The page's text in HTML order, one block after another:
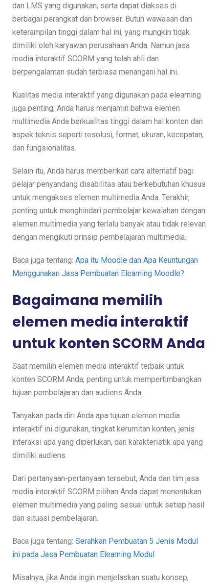
dan LMS yang digunakan, serta dapat diakses di
berbagai perangkat dan browser. Butuh wawasan dan
keterampilan tinggi dalam hal ini, yang mungkin tidak
dimiliki oleh karyawan perusahaan Anda. Namun jasa
media interaktif SCORM yang telah ahli dan
berpengalaman sudah terbiasa menangani hal ini.
Kualitas media interaktif yang digunakan pada elearning
juga penting; Anda harus menjamin bahwa elemen
multimedia Anda berkualitas tinggi dalam hal konten dan
aspek teknis seperti resolusi, format, ukuran, kecepatan,
dan fungsionalitas.
Selain itu, Anda harus memberikan cara alternatif bagi
pelajar penyandang disabilitas atau berkebutuhan khusus
untuk mengakses elemen multimedia Anda. Terakhir,
penting untuk menghindari pembelajar kewalahan dengan
elemen multimedia yang terlalu banyak atau tidak relevan
dengan mengikuti prinsip pembelajaran multimedia.
Baca juga tentang: Apa itu Moodle dan Apa Keuntungan
Menggunakan Jasa Pembuatan Elearning Moodle?
Bagaimana memilih
elemen media interaktif
untuk konten SCORM Anda
Saat memilih elemen media interaktif terbaik untuk
konten SCORM Anda, penting untuk mempertimbangkan
tujuan pembelajaran dan audiens Anda.
Tanyakan pada diri Anda apa tujuan elemen media
interaktif ini digunakan, tingkat kerumitan konten, jenis
interaksi apa yang diperlukan, dan karakteristik apa yang
dimiliki audiens.
Dari pertanyaan-pertanyaan tersebut, Anda dan tim jasa
media interaktif SCORM pilihan Anda dapat menentukan
elemen multimedia yang paling sesuai untuk setiap hasil
dan situasi pembelajaran.
Baca juga tentang: Serahkan Pembuatan 5 Jenis Modul
ini pada Jasa Pembuatan Elearning Modul
Misalnya, jika Anda ingin menjelaskan suatu konsep,